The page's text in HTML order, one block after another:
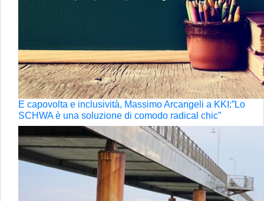
E capovolta e inclusività, Massimo Arcangeli a KKI:”Lo
SCHWA è una soluzione di comodo radical chic”